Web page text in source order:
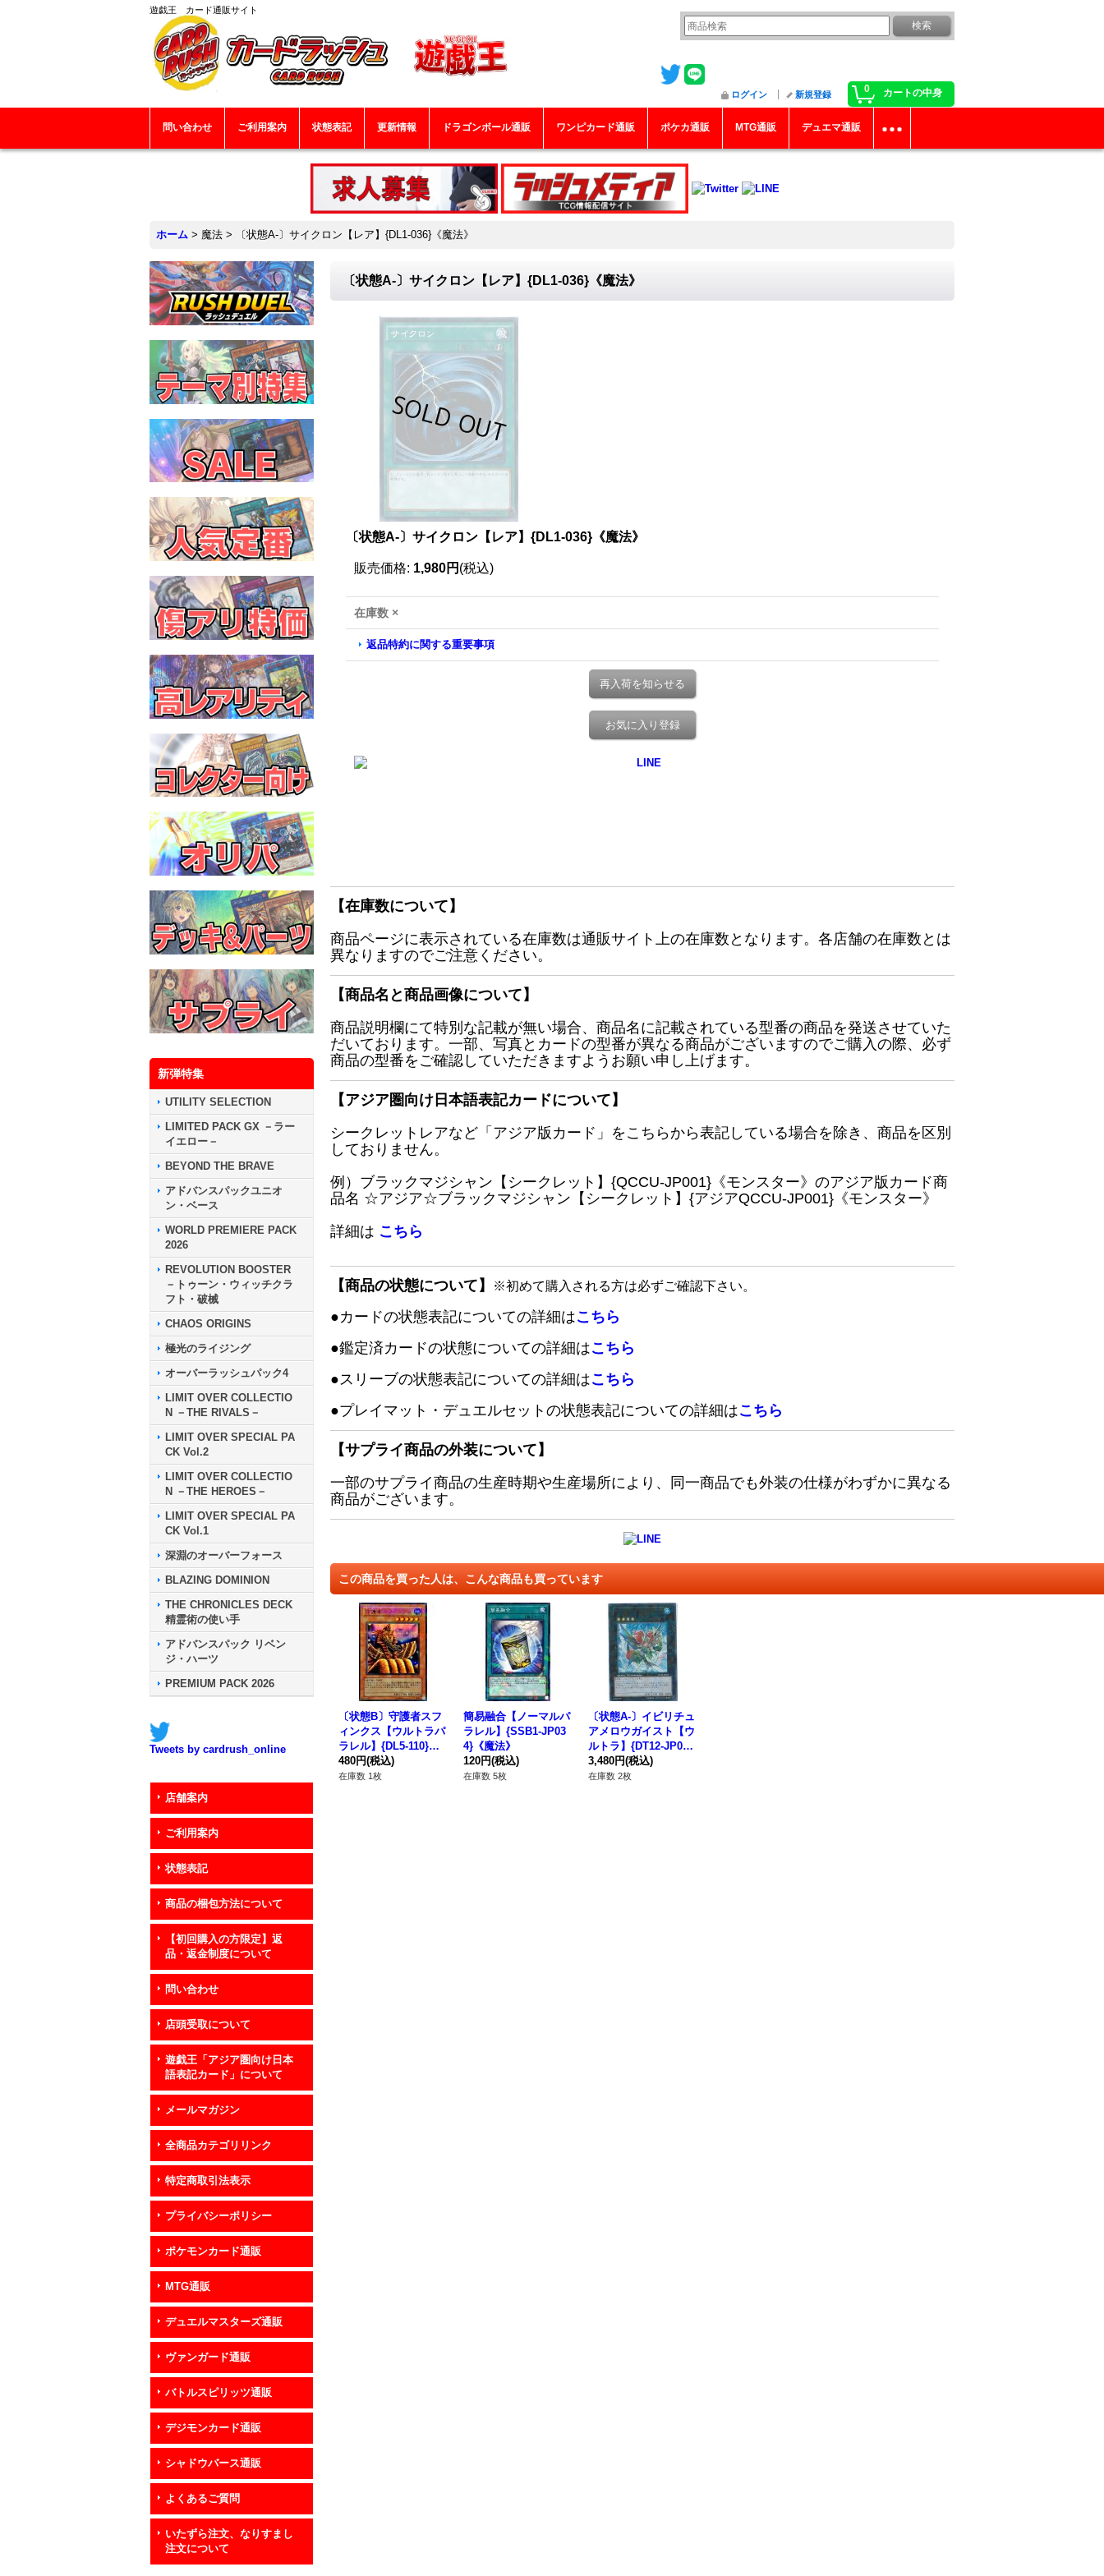
遊戯王 カード通販サイト
0 カートの中身
ログイン 新規登録
問い合わせ ご利用案内 状態表記 更新情報 ドラゴンボール通販 ワンピカード通販 ポケカ通販 MTG通販 デュエマ通販
ホーム > 魔法 > 〔状態A-〕サイクロン【レア】{DL1-036}《魔法》
新弾特集
UTILITY SELECTION
LIMITED PACK GX －ラー
イエロー－
BEYOND THE BRAVE
アドバンスパックユニオ
ン・ベース
WORLD PREMIERE PACK
2026
REVOLUTION BOOSTER
－トゥーン・ウィッチクラ
フト・破械
CHAOS ORIGINS
極光のライジング
オーバーラッシュパック4
LIMIT OVER COLLECTIO
N －THE RIVALS－
LIMIT OVER SPECIAL PA
CK Vol.2
LIMIT OVER COLLECTIO
N －THE HEROES－
LIMIT OVER SPECIAL PA
CK Vol.1
深淵のオーバーフォース
BLAZING DOMINION
THE CHRONICLES DECK
精霊術の使い手
アドバンスパック リベン
ジ・ハーツ
PREMIUM PACK 2026
Tweets by cardrush_online
店舗案内
ご利用案内
状態表記
商品の梱包方法について
【初回購入の方限定】返
品・返金制度について
問い合わせ
店頭受取について
遊戯王「アジア圏向け日本
語表記カード」について
メールマガジン
全商品カテゴリリンク
特定商取引法表示
プライバシーポリシー
ポケモンカード通販
MTG通販
デュエルマスターズ通販
ヴァンガード通販
バトルスピリッツ通販
デジモンカード通販
シャドウバース通販
よくあるご質問
いたずら注文、なりすまし
注文について
〔状態A-〕サイクロン【レア】{DL1-036}《魔法》
〔状態A-〕サイクロン【レア】{DL1-036}《魔法》
販売価格: 1,980円 (税込)
在庫数 ×
返品特約に関する重要事項
再入荷を知らせる
お気に入り登録
【在庫数について】
商品ページに表示されている在庫数は通販サイト上の在庫数となります。各店舗の在庫数とは
異なりますのでご注意ください。
【商品名と商品画像について】
商品説明欄にて特別な記載が無い場合、商品名に記載されている型番の商品を発送させていた
だいております。一部、写真とカードの型番が異なる商品がございますのでご購入の際、必ず
商品の型番をご確認していただきますようお願い申し上げます。
【アジア圏向け日本語表記カードについて】
シークレットレアなど「アジア版カード」をこちらから表記している場合を除き、商品を区別
しておりません。
例）ブラックマジシャン【シークレット】{QCCU-JP001}《モンスター》のアジア版カード商
品名 ☆アジア☆ブラックマジシャン【シークレット】{アジアQCCU-JP001}《モンスター》
詳細は こちら
【商品の状態について】 ※初めて購入される方は必ずご確認下さい。
●カードの状態表記についての詳細はこちら
●鑑定済カードの状態についての詳細はこちら
●スリーブの状態表記についての詳細はこちら
●プレイマット・デュエルセットの状態表記についての詳細はこちら
【サプライ商品の外装について】
一部のサプライ商品の生産時期や生産場所により、同一商品でも外装の仕様がわずかに異なる
商品がございます。
この商品を買った人は、こんな商品も買っています
〔状態B〕守護者スフ
ィンクス【ウルトラパ
ラレル】{DL5-110}
《モンスター》
480円(税込)
在庫数 1枚
簡易融合【ノーマルパ
ラレル】{SSB1-JP03
4}《魔法》
120円(税込)
在庫数 5枚
〔状態A-〕イビリチュ
アメロウガイスト【ウ
ルトラ】{DT12-JP03
9}《エクシーズ》
3,480円(税込)
在庫数 2枚